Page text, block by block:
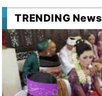
TRENDING News